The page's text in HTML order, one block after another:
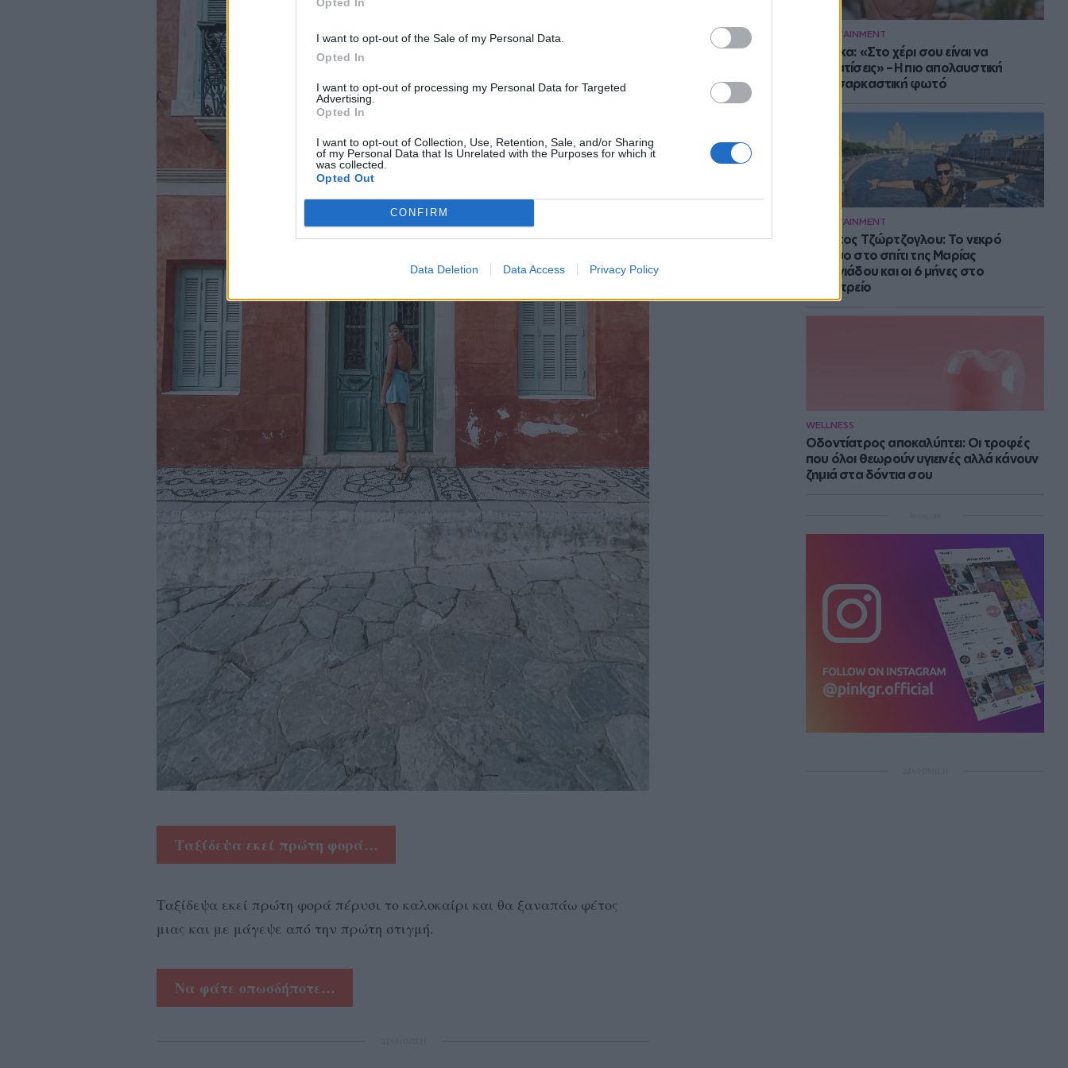
I want to opt-out of the Sale of my Personal Data.
Opted In
I want to opt-out of processing my Personal Data for Targeted
Advertising.
Opted In
I want to opt-out of Collection, Use, Retention, Sale, and/or Sharing
of my Personal Data that Is Unrelated with the Purposes for which it
was collected.
Opted Out
CONFIRM
Data Deletion Data Access Privacy Policy
ENTERTAINMENT
Μπάρκα: «Στο χέρι σου είναι να
αδυνατίσεις» – Η πιο απολαυστική
αυτοσαρκαστική φωτό
ENTERTAINMENT
Στράτος Τζώρτζογλου: Το νεκρό
έμβρυο στο σπίτι της Μαρίας
Γεωργιάδου και οι 6 μήνες στο
ψυχιατρείο
WELLNESS
Οδοντίατρος αποκαλύπτει: Οι τροφές
που όλοι θεωρούν υγιεινές αλλά κάνουν
ζημιά στα δόντια σου
Ταξίδεψα εκεί πρώτη φορά…
Ταξίδεψα εκεί πρώτη φορά πέρυσι το καλοκαίρι και θα ξαναπάω φέτος
μιας και με μάγεψε από την πρώτη στιγμή.
Να φάτε οπωσδήποτε…